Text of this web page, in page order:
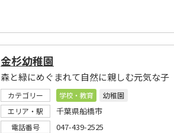
金杉幼稚園
森と緑にめぐまれて自然に親しむ元気な子
カテゴリー 学校・教育
幼稚園
エリア・駅
千葉県船橋市
電話番号 047-439-2525